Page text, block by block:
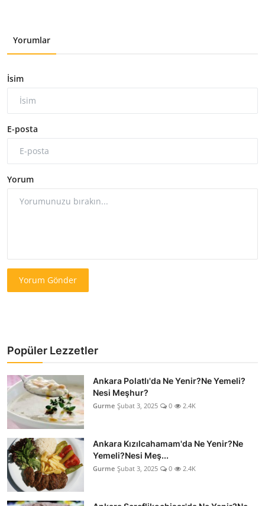
Yorumlar
İsim
E-posta
Yorum
Yorum Gönder
Popüler Lezzetler
Ankara Polatlı'da Ne Yenir?Ne Yemeli?
Nesi Meşhur?
Gurme Şubat 3, 2025 0 2.4K
Ankara Kızılcahamam'da Ne Yenir?Ne
Yemeli?Nesi Meş...
Gurme Şubat 3, 2025 0 2.4K